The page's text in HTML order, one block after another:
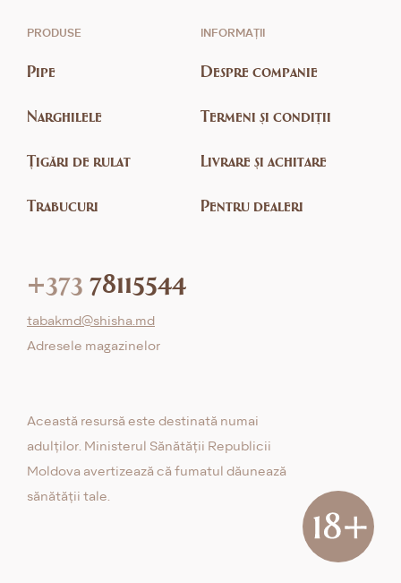
PRODUSE
Pipe
Narghilele
Țigări de rulat
Trabucuri
INFORMAȚII
Despre companie
Termeni și condiții
Livrare și achitare
Pentru dealeri
+373 78115544
tabakmd@shisha.md
Adresele magazinelor
Această resursă este destinată numai
adulților. Ministerul Sănătății Republicii
Moldova avertizează că fumatul dăunează
sănătății tale.